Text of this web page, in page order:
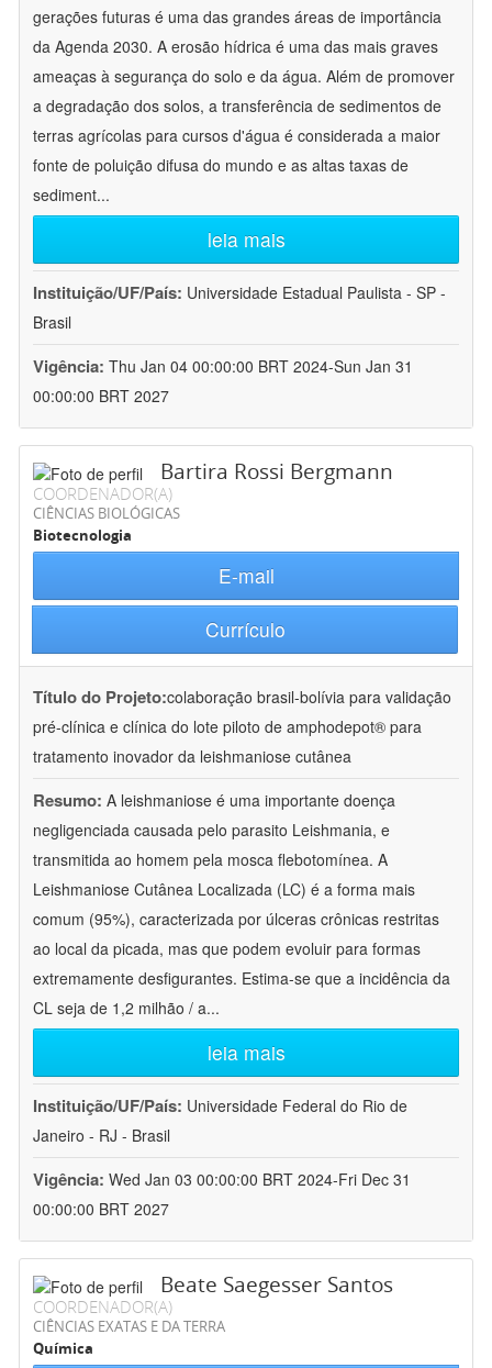
gerações futuras é uma das grandes áreas de importância
da Agenda 2030. A erosão hídrica é uma das mais graves
ameaças à segurança do solo e da água. Além de promover
a degradação dos solos, a transferência de sedimentos de
terras agrícolas para cursos d'água é considerada a maior
fonte de poluição difusa do mundo e as altas taxas de
sediment...
leia mais
Instituição/UF/País: Universidade Estadual Paulista - SP -
Brasil
Vigência: Thu Jan 04 00:00:00 BRT 2024-Sun Jan 31
00:00:00 BRT 2027
Bartira Rossi Bergmann
COORDENADOR(A)
CIÊNCIAS BIOLÓGICAS
Biotecnologia
E-mail
Currículo
Título do Projeto:colaboração brasil-bolívia para validação
pré-clínica e clínica do lote piloto de amphodepot® para
tratamento inovador da leishmaniose cutânea
Resumo: A leishmaniose é uma importante doença
negligenciada causada pelo parasito Leishmania, e
transmitida ao homem pela mosca flebotomínea. A
Leishmaniose Cutânea Localizada (LC) é a forma mais
comum (95%), caracterizada por úlceras crônicas restritas
ao local da picada, mas que podem evoluir para formas
extremamente desfigurantes. Estima-se que a incidência da
CL seja de 1,2 milhão / a...
leia mais
Instituição/UF/País: Universidade Federal do Rio de
Janeiro - RJ - Brasil
Vigência: Wed Jan 03 00:00:00 BRT 2024-Fri Dec 31
00:00:00 BRT 2027
Beate Saegesser Santos
COORDENADOR(A)
CIÊNCIAS EXATAS E DA TERRA
Química